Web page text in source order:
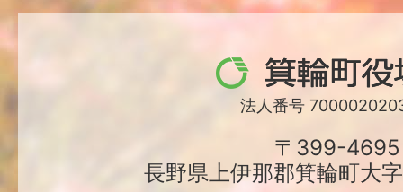
箕
輪
役
法人番号
〒399-4695
長野県上伊那郡箕輪町大